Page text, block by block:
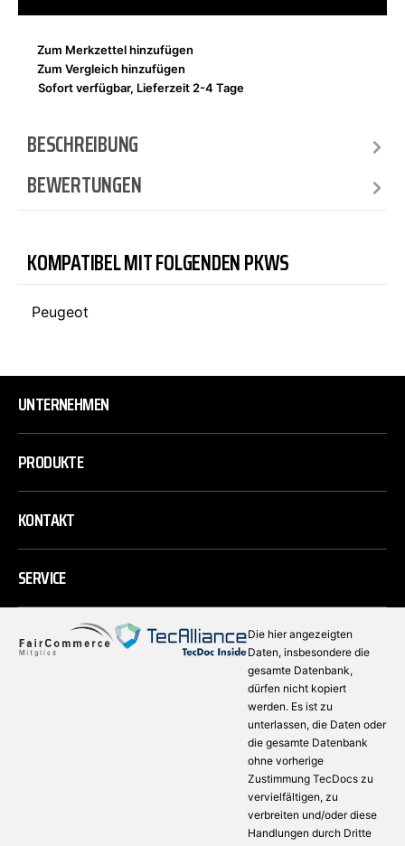
Zum Merkzettel hinzufügen
Zum Vergleich hinzufügen
Sofort verfügbar, Lieferzeit 2-4 Tage
BESCHREIBUNG
BEWERTUNGEN
KOMPATIBEL MIT FOLGENDEN PKWS
Peugeot
UNTERNEHMEN
PRODUKTE
KONTAKT
SERVICE
Die hier angezeigten
Daten, insbesondere die
gesamte Datenbank,
dürfen nicht kopiert
werden. Es ist zu
unterlassen, die Daten oder
die gesamte Datenbank
ohne vorherige
Zustimmung TecDocs zu
vervielfältigen, zu
verbreiten und/oder diese
Handlungen durch Dritte